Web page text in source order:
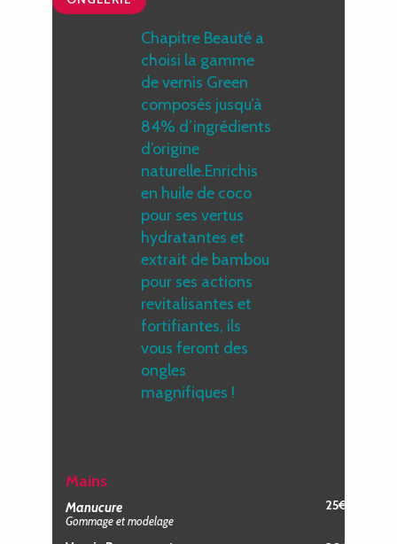
Chapitre Beauté a
choisi la gamme
de vernis Green
composés jusqu’à
84% d’ingrédients
d’origine
naturelle.Enrichis
en huile de coco
pour ses vertus
hydratantes et
extrait de bambou
pour ses actions
revitalisantes et
fortifiantes, ils
vous feront des
ongles
magnifiques !
Mains
Manucure
Gommage et modelage
25€